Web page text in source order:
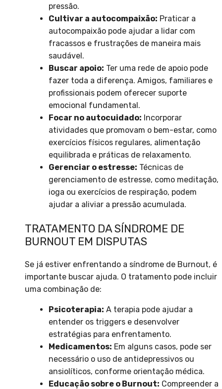
pressão.
Cultivar a autocompaixão: Praticar a
autocompaixão pode ajudar a lidar com
fracassos e frustrações de maneira mais
saudável.
Buscar apoio: Ter uma rede de apoio pode
fazer toda a diferença. Amigos, familiares e
profissionais podem oferecer suporte
emocional fundamental.
Focar no autocuidado: Incorporar
atividades que promovam o bem-estar, como
exercícios físicos regulares, alimentação
equilibrada e práticas de relaxamento.
Gerenciar o estresse: Técnicas de
gerenciamento de estresse, como meditação,
ioga ou exercícios de respiração, podem
ajudar a aliviar a pressão acumulada.
TRATAMENTO DA SÍNDROME DE
BURNOUT EM DISPUTAS
Se já estiver enfrentando a síndrome de Burnout, é
importante buscar ajuda. O tratamento pode incluir
uma combinação de:
Psicoterapia: A terapia pode ajudar a
entender os triggers e desenvolver
estratégias para enfrentamento.
Medicamentos: Em alguns casos, pode ser
necessário o uso de antidepressivos ou
ansiolíticos, conforme orientação médica.
Educação sobre o Burnout: Compreender a